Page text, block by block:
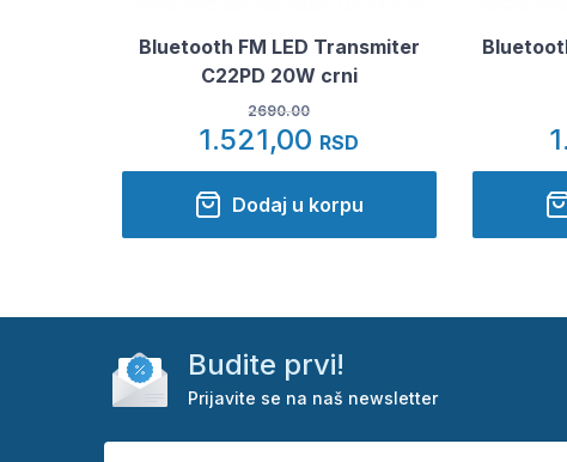
Bluetooth FM LED Transmiter
C22PD 20W crni
2690.00
1.521,00 RSD
Dodaj u korpu
Budite prvi!
Prijavite se na naš newsletter